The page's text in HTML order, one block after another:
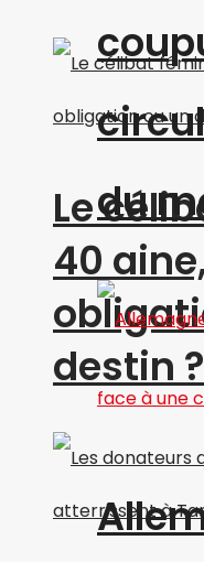
Le
40
destin ?
du